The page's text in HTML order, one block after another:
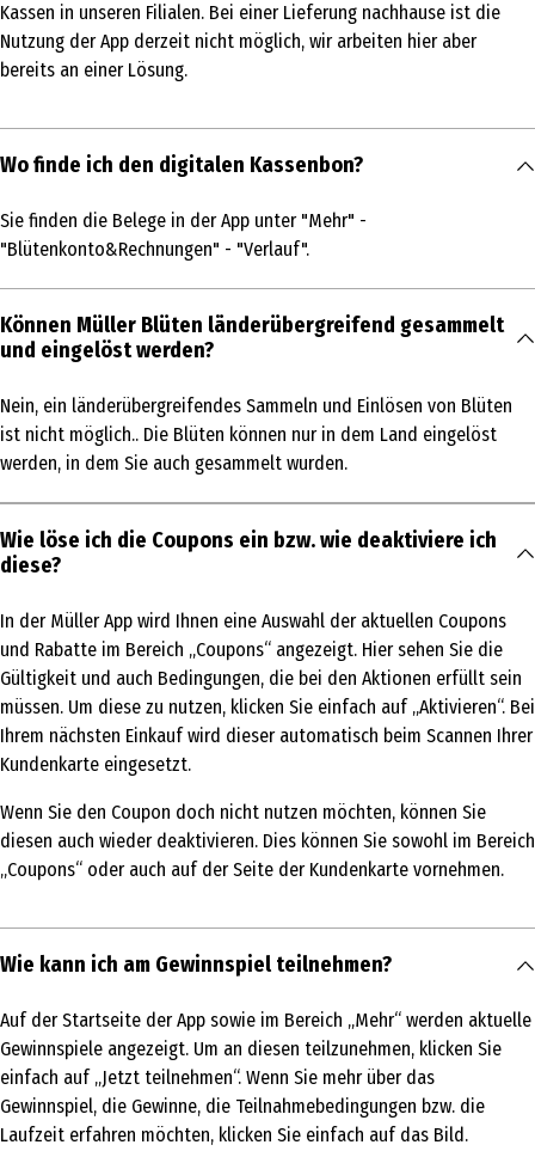
Kassen in unseren Filialen. Bei einer Lieferung nachhause ist die
Nutzung der App derzeit nicht möglich, wir arbeiten hier aber
bereits an einer Lösung.
Wo finde ich den digitalen Kassenbon?
Sie finden die Belege in der App unter "Mehr" -
"Blütenkonto&Rechnungen" - "Verlauf".
Können Müller Blüten länderübergreifend gesammelt
und eingelöst werden?
Nein, ein länderübergreifendes Sammeln und Einlösen von Blüten
ist nicht möglich.. Die Blüten können nur in dem Land eingelöst
werden, in dem Sie auch gesammelt wurden.
Wie löse ich die Coupons ein bzw. wie deaktiviere ich
diese?
In der Müller App wird Ihnen eine Auswahl der aktuellen Coupons
und Rabatte im Bereich „Coupons“ angezeigt. Hier sehen Sie die
Gültigkeit und auch Bedingungen, die bei den Aktionen erfüllt sein
müssen. Um diese zu nutzen, klicken Sie einfach auf „Aktivieren“. Bei
Ihrem nächsten Einkauf wird dieser automatisch beim Scannen Ihrer
Kundenkarte eingesetzt.
Wenn Sie den Coupon doch nicht nutzen möchten, können Sie
diesen auch wieder deaktivieren. Dies können Sie sowohl im Bereich
„Coupons“ oder auch auf der Seite der Kundenkarte vornehmen.
Wie kann ich am Gewinnspiel teilnehmen?
Auf der Startseite der App sowie im Bereich „Mehr“ werden aktuelle
Gewinnspiele angezeigt. Um an diesen teilzunehmen, klicken Sie
einfach auf „Jetzt teilnehmen“. Wenn Sie mehr über das
Gewinnspiel, die Gewinne, die Teilnahmebedingungen bzw. die
Laufzeit erfahren möchten, klicken Sie einfach auf das Bild.